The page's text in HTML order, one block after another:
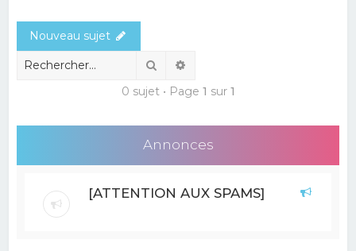
r
Nouveau sujet
Rechercher
0 sujet • Page 1 sur 1
Annonces
[ATTENTION AUX SPAMS]